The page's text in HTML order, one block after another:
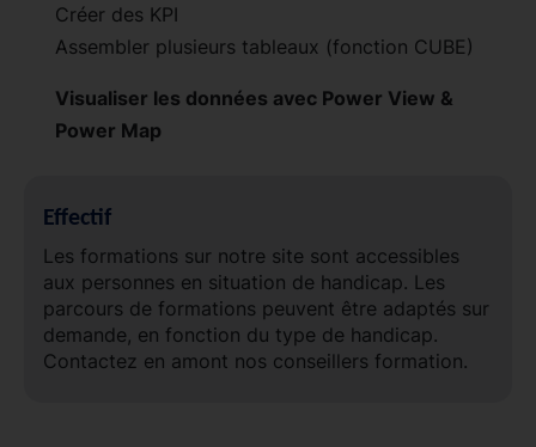
Créer des KPI
Assembler plusieurs tableaux (fonction CUBE)
Visualiser les données avec Power View &
Power Map
Effectif
Les formations sur notre site sont accessibles
aux personnes en situation de handicap. Les
parcours de formations peuvent être adaptés sur
demande, en fonction du type de handicap.
Contactez en amont nos conseillers formation.